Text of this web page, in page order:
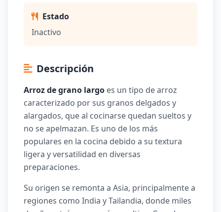
Estado
Inactivo
Descripción
Arroz de grano largo es un tipo de arroz
caracterizado por sus granos delgados y
alargados, que al cocinarse quedan sueltos y
no se apelmazan. Es uno de los más
populares en la cocina debido a su textura
ligera y versatilidad en diversas
preparaciones.
Su origen se remonta a Asia, principalmente a
regiones como India y Tailandia, donde miles